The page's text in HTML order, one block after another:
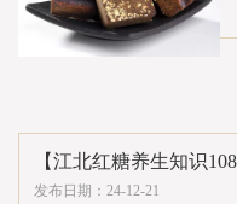
【江北红糖养生知识
106】
发布日期：24-12-21